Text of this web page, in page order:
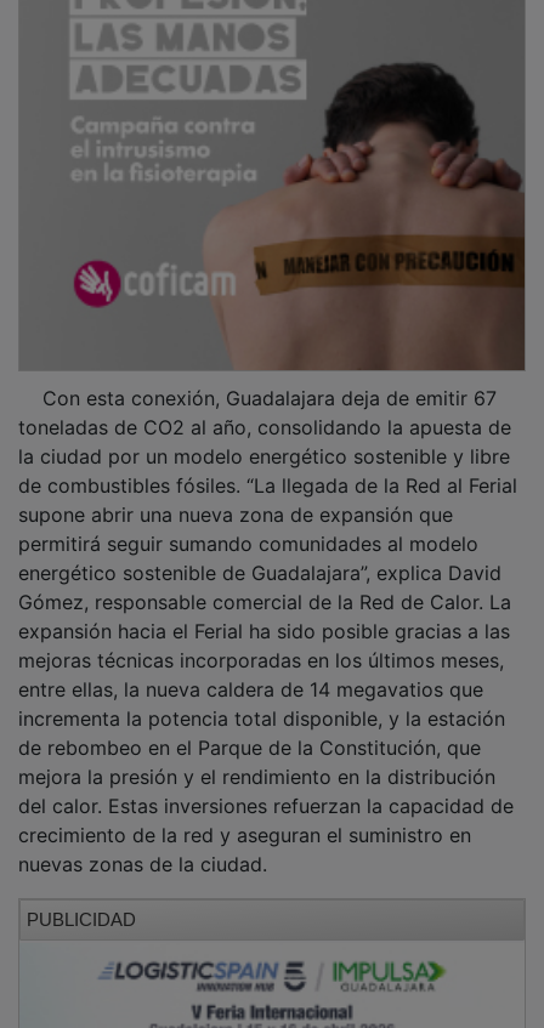
toneladas de CO2 al año, consolidando la apuesta de
la ciudad por un modelo energético sostenible y libre
de combustibles fósiles. “La llegada de la Red al Ferial
supone abrir una nueva zona de expansión que
permitirá seguir sumando comunidades al modelo
energético sostenible de Guadalajara”, explica David
Gómez, responsable comercial de la Red de Calor. La
expansión hacia el Ferial ha sido posible gracias a las
mejoras técnicas incorporadas en los últimos meses,
entre ellas, la nueva caldera de 14 megavatios que
incrementa la potencia total disponible, y la estación
de rebombeo en el Parque de la Constitución, que
mejora la presión y el rendimiento en la distribución
del calor. Estas inversiones refuerzan la capacidad de
crecimiento de la red y aseguran el suministro en
nuevas zonas de la ciudad.